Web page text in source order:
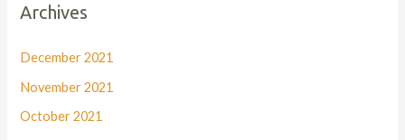
Archives
December 2021
November 2021
October 2021